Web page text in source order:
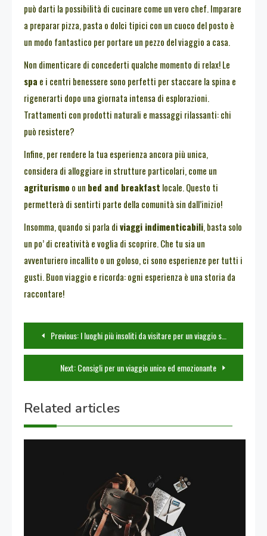
può darti la possibilità di cucinare come un vero chef. Imparare
a preparar pizza, pasta o dolci tipici con un cuoco del posto è
un modo fantastico per portare un pezzo del viaggio a casa.
Non dimenticare di concederti qualche momento di relax! Le
spa e i centri benessere sono perfetti per staccare la spina e
rigenerarti dopo una giornata intensa di esplorazioni.
Trattamenti con prodotti naturali e massaggi rilassanti: chi
può resistere?
Infine, per rendere la tua esperienza ancora più unica,
considera di alloggiare in strutture particolari, come un
agriturismo o un bed and breakfast locale. Questo ti
permetterà di sentirti parte della comunità sin dall’inizio!
Insomma, quando si parla diviaggi indimenticabili, basta solo
un po’ di creatività e voglia di scoprire. Che tu sia un
avventuriero incallito o un goloso, ci sono esperienze per tutti i
gusti. Buon viaggio e ricorda: ogni esperienza è una storia da
raccontare!
Navigazione
articoli
Previous:I luoghi più insoliti da visitare per un viaggio speciale
Next:Consigli per un viaggio unico ed emozionante
Related articles